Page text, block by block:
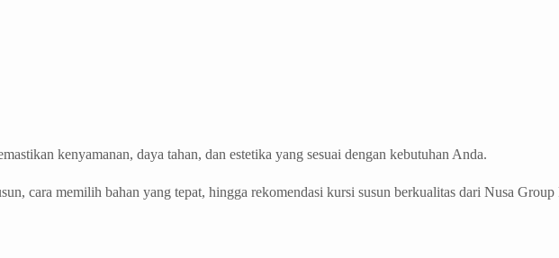
kenyamanan, daya tahan, dan estetika yang sesuai dengan kebutuhan Anda.
cara memilih bahan yang tepat, hingga rekomendasi kursi susun berkualitas dari Nusa